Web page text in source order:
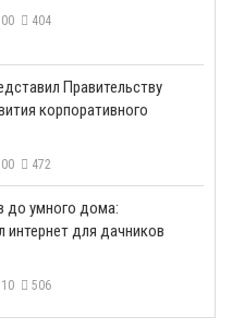
404
Правительству
корпоративного
472
до умного дома:
интернет для дачников
506